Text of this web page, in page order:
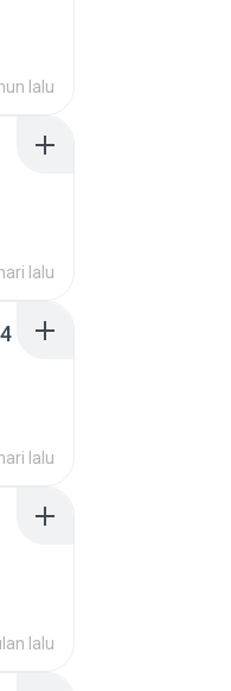
lalu
lalu
lalu
lalu